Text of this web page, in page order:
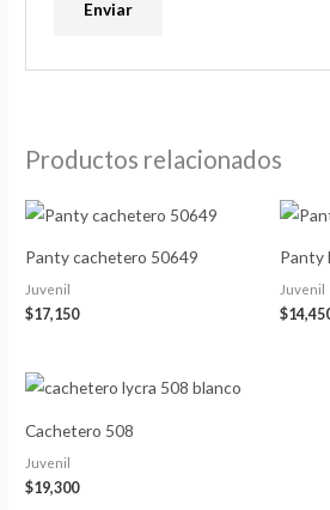
Productos relacionados
Panty cachetero 50649
Juvenil
$17,150
Panty
Juvenil
$
Cachetero 508
Juvenil
$19,300